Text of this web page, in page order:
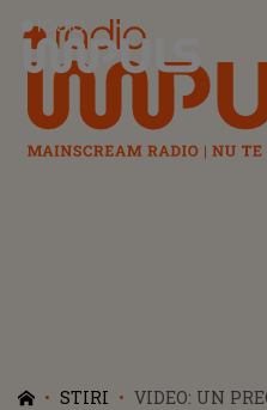
Radio Impuls
STIRI
VIDEO: UN